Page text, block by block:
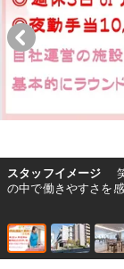
スタッフイメージ
の中で働きやすさを